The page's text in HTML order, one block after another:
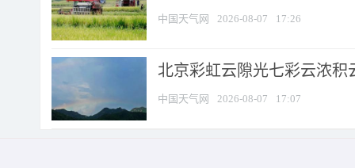
中国天气网 2026-08-07 17:26
北京彩虹云隙光七彩云浓积
中国天气网 2026-08-07 17:07